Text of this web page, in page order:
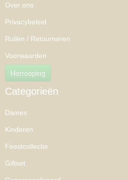
Over ons
Privacybeleid
Ruilen / Retourneren
Voorwaarden
Herroeping
Categorieën
Dames
Kinderen
Feestcollectie
Giftset